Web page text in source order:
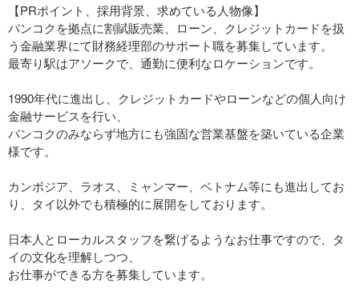
【PRポイント、採用背景、求めている人物像】
バンコクを拠点に割賦販売業、ローン、クレジットカードを扱
う金融業界にて財務経理部のサポート職を募集しています。
最寄り駅はアソークで、通勤に便利なロケーションです。
1990年代に進出し、クレジットカードやローンなどの個人向け
金融サービスを行い、
バンコクのみならず地方にも強固な営業基盤を築いている企業
様です。
カンボジア、ラオス、ミャンマー、ベトナム等にも進出してお
り、タイ以外でも積極的に展開をしております。
日本人とローカルスタッフを繋げるようなお仕事ですので、タ
イの文化を理解しつつ、
お仕事ができる方を募集しています。